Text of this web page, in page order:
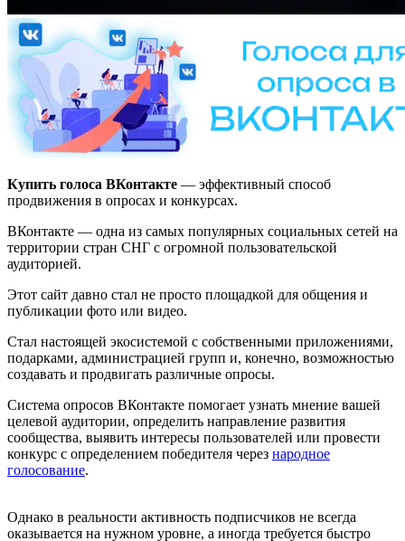
Купить голоса ВКонтакте — эффективный способ
продвижения в опросах и конкурсах.
ВКонтакте — одна из самых популярных социальных сетей на
территории стран СНГ с огромной пользовательской
аудиторией.
Этот сайт давно стал не просто площадкой для общения и
публикации фото или видео.
Стал настоящей экосистемой с собственными приложениями,
подарками, администрацией групп и, конечно, возможностью
создавать и продвигать различные опросы.
Система опросов ВКонтакте помогает узнать мнение вашей
целевой аудитории, определить направление развития
сообщества, выявить интересы пользователей или провести
конкурс с определением победителя через народное
голосование.
Однако в реальности активность подписчиков не всегда
оказывается на нужном уровне, а иногда требуется быстро